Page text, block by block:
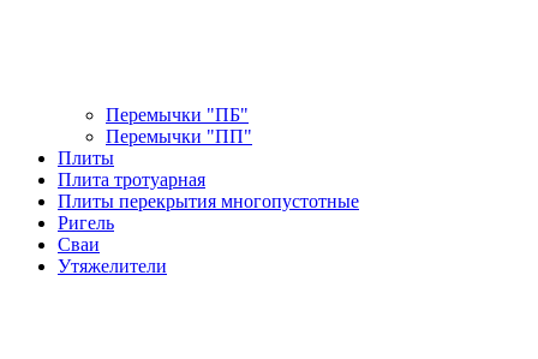
Перемычки "ПБ"
Перемычки "ПП"
Плиты
Плита тротуарная
Плиты перекрытия многопустотные
Ригель
Сваи
Утяжелители